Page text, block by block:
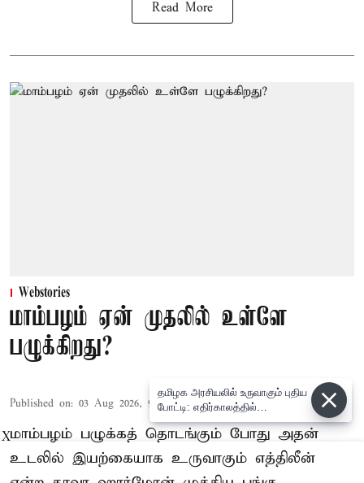
Read More
Webstories
மாம்பழம் ஏன் முதலில் உள்ளே
பழுக்கிறது?
Published on: 03 Aug 2026, 9:18 pm
மாம்பழம் பழுக்கத் தொடங்கும் போது அதன்
உடலில் இயற்கையாக உருவாகும் எத்திலீன்
X
தமிழக அரசியலில் உருவாகும் புதிய
போட்டி: எதிர்காலத்தில்
விஜய்க்கும், தனுசுக்கும்
இடையேதான் - பிரபல ஜோதிடர்